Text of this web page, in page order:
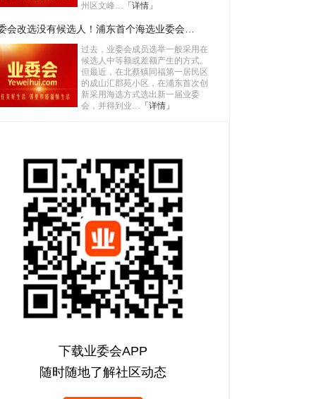
州区文峰… 「详情」
会改选没有候选人！浦东首个海选业委会…
过去，业委会成员选举一般采用在
候选人中等额或差额产生的方式。
但最近，在北蔡镇同福第一居民区
的成山汇郡苑小区，在浦东首次创
新采用海选方式选出新一届业委
会，并得到业… 「详情」
下载业委会APP
随时随地了解社区动态